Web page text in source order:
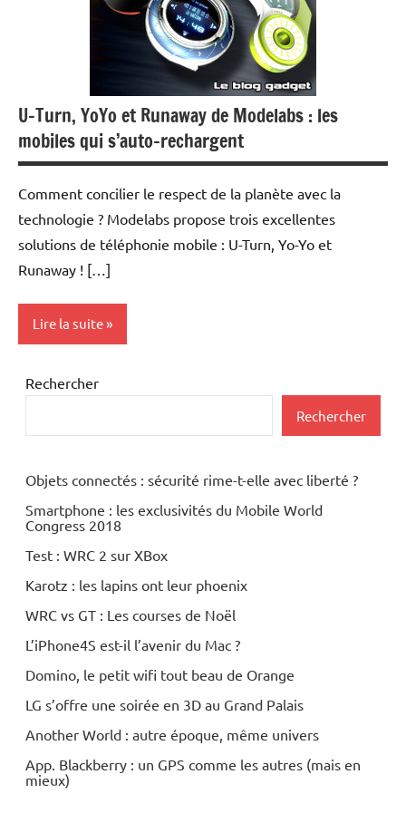
U-Turn, YoYo et Runaway de Modelabs : les
mobiles qui s’auto-rechargent
Comment concilier le respect de la planète avec la
technologie ? Modelabs propose trois excellentes
solutions de téléphonie mobile : U-Turn, Yo-Yo et
Runaway ! […]
Lire la suite
Téléphonie
mobile
Rechercher
Rechercher
Objets connectés : sécurité rime-t-elle avec liberté ?
Smartphone : les exclusivités du Mobile World
Congress 2018
Test : WRC 2 sur XBox
Karotz : les lapins ont leur phoenix
WRC vs GT : Les courses de Noël
L’iPhone4S est-il l’avenir du Mac ?
Domino, le petit wifi tout beau de Orange
LG s’offre une soirée en 3D au Grand Palais
Another World : autre époque, même univers
App. Blackberry : un GPS comme les autres (mais en
mieux)